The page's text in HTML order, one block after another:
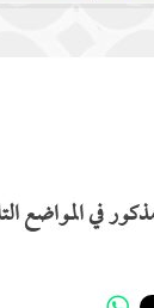
في المواضع